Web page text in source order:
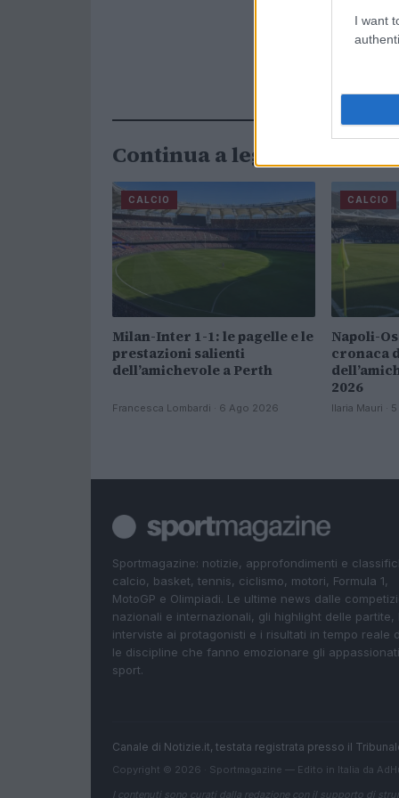
I want
Continua a leggere
CALCIO
Milan-Inter 1-1: le pagelle e le
prestazioni salienti
dell’amichevole a Perth
Francesca Lombardi · 6 Ago 2026
CALCIO
Napoli-
cronaca
2026
Ilaria Mauri ·
Sportmagazine: notizie, approfondimenti e
calcio, basket, tennis, ciclismo, motori, Formula 1,
MotoGP e Olimpiadi. Le ultime news dalle
nazionali e internazionali, gli highlight delle partite,
interviste ai protagonisti e i risultati in tempo reale
le discipline che fanno emozionare gli
sport.
Canale di Notizie.it, testata registrata presso il
Copyright © 2026 · Sportmagazine — Edito in Italia da
I contenuti sono curati dalla redazione con il supporto di